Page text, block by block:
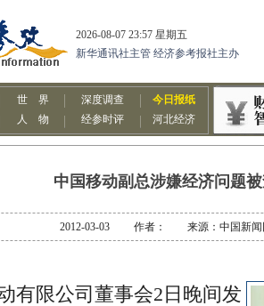
中国移动副总涉嫌经济问题
2012-03-03 作者： 来源：中国新闻
限公司董事会2日晚间发